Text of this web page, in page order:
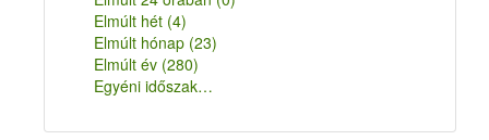
Elmúlt hét (4)
Elmúlt hónap (23)
Elmúlt év (280)
Egyéni időszak…